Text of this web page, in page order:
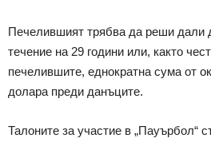
Печелившият трябва да реши дали
течение на 29 години или, както
печелившите, еднократна сума от
долара преди данъците.
Талоните за участие в „Пауърбол“